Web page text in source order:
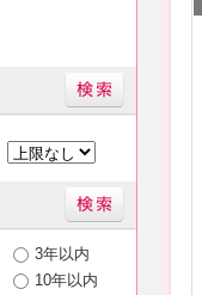
3年以内
10年以内